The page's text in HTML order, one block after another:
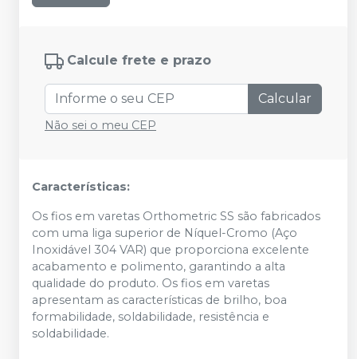
Calcule frete e prazo
Calcular
Não sei o meu CEP
Características:
Os fios em varetas Orthometric SS são fabricados
com uma liga superior de Níquel-Cromo (Aço
Inoxidável 304 VAR) que proporciona excelente
acabamento e polimento, garantindo a alta
qualidade do produto. Os fios em varetas
apresentam as características de brilho, boa
formabilidade, soldabilidade, resistência e
soldabilidade.